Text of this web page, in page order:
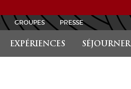
EXPÉRIENCES SÉJOURNER
GROUPES PRESSE